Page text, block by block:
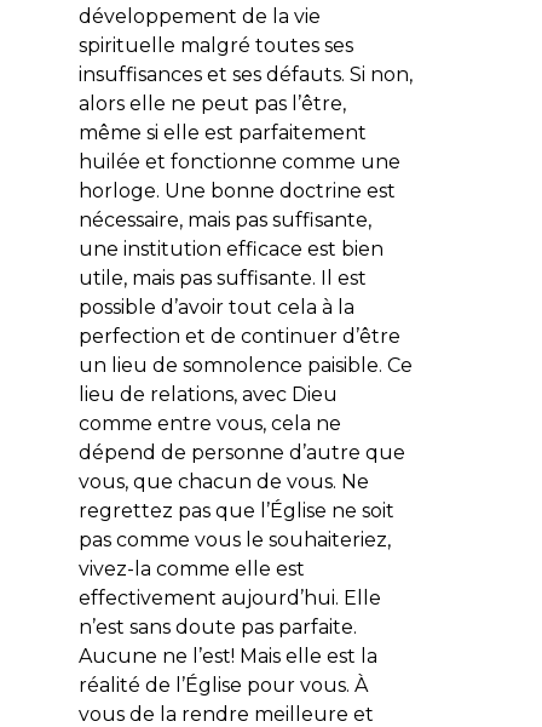
développement de la vie
spirituelle malgré toutes ses
insuffisances et ses défauts. Si non,
alors elle ne peut pas l’être,
même si elle est parfaitement
huilée et fonctionne comme une
horloge. Une bonne doctrine est
nécessaire, mais pas suffisante,
une institution efficace est bien
utile, mais pas suffisante. Il est
possible d’avoir tout cela à la
perfection et de continuer d’être
un lieu de somnolence paisible. Ce
lieu de relations, avec Dieu
comme entre vous, cela ne
dépend de personne d’autre que
vous, que chacun de vous. Ne
regrettez pas que l’Église ne soit
pas comme vous le souhaiteriez,
vivez-la comme elle est
effectivement aujourd’hui. Elle
n’est sans doute pas parfaite.
Aucune ne l’est! Mais elle est la
réalité de l’Église pour vous. À
vous de la rendre meilleure et